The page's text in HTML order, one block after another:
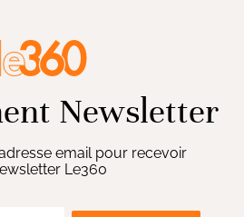
Newsletter
email pour recevoir
Le360